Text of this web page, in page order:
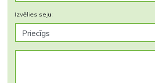
Izvēlies seju: